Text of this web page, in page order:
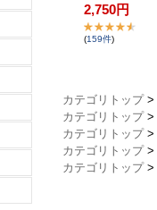
2,750円
(159件)
カテゴリトップ>
カテゴリトップ>
カテゴリトップ>
カテゴリトップ>
カテゴリトップ>